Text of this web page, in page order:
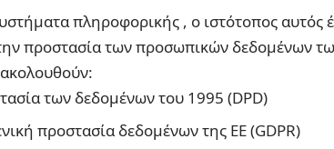
πληροφορικής , ο ιστότοπος αυτός
προστασία των προσωπικών δεδομένων
των δεδομένων του 1995 (DPD)
προστασία δεδομένων της ΕΕ (GDPR)